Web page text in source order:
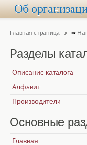
Об
Главная страница ⇒
Разделы
Описание каталога
Алфавит
Производители
Основные
Главная